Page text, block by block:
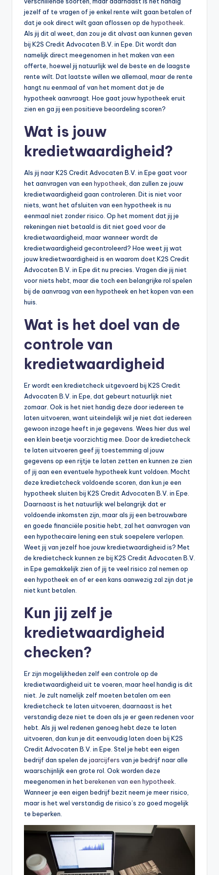
jezelf af te vragen of je enkel rente wilt gaan betalen of
dat je ook direct wilt gaan aflossen op de hypotheek
Als jij dit al weet, dan zou je dit alvast aan kunnen geven
bij K2S Credit Advocaten B.V. in Epe. Dit wordt dan
namelijk direct meegenomen in het maken van een
offerte, hoewel jij natuurlijk wel de beste en de laagste
rente wilt. Dat laatste willen we allemaal, maar de rente
hangt nu eenmaal af van het moment dat je de
hypotheek aanvraagt. Hoe gaat jouw hypotheek eruit
zien en ga jij een positieve beoordeling scoren?
Wat is jouw
kredietwaardigheid?
Als jij naar K2S Credit Advocaten B.V. in Epe gaat voor
het aanvragen van een hypotheek , dan zullen ze jouw
kredietwaardigheid gaan controleren. Dit is niet voor
niets, want het afsluiten van een hypotheek is nu
eenmaal niet zonder risico. Op het moment dat jij je
rekeningen niet betaald is dit niet goed voor de
kredietwaardigheid, maar wanneer wordt de
kredietwaardigheid gecontroleerd? Hoe weet jij wat
jouw kredietwaardigheid is en waarom doet K2S Credit
Advocaten B.V. in Epe dit nu precies. Vragen die jij niet
voor niets hebt, maar die toch een belangrijke rol spelen
bij de aanvraag van een hypotheek en het kopen van een
huis.
Wat is het doel van de
controle van
kredietwaardigheid
Er wordt een kredietcheck uitgevoerd bij K2S Credit
Advocaten B.V. in Epe, dat gebeurt natuurlijk niet
zomaar. Ook is het niet handig deze door iedereen te
laten uitvoeren, want uiteindelijk wil je niet dat iedereen
gewoon inzage heeft in je gegevens. Wees hier dus wel
een klein beetje voorzichtig mee. Door de kredietcheck
te laten uitvoeren geef jij toestemming al jouw
gegevens op een rijtje te laten zetten en kunnen ze zien
of jij aan een eventuele hypotheek kunt voldoen. Mocht
deze kredietcheck voldoende scoren, dan kun je een
hypotheek sluiten bij K2S Credit Advocaten B.V. in Epe.
Daarnaast is het natuurlijk wel belangrijk dat er
voldoende inkomsten zijn, maar als jij een betrouwbare
en goede financiële positie hebt, zal het aanvragen van
een hypothecaire lening een stuk soepelere verlopen.
Weet jij van jezelf hoe jouw kredietwaardigheid is? Met
de kredietcheck kunnen ze bij K2S Credit Advocaten B.V.
in Epe gemakkelijk zien of jij te veel risico zal nemen op
een hypotheek en of er een kans aanwezig zal zijn dat je
niet kunt betalen.
Kun jij zelf je
kredietwaardigheid
checken?
Er zijn mogelijkheden zelf een controle op de
kredietwaardigheid uit te voeren, maar heel handig is dit
niet. Je zult namelijk zelf moeten betalen om een
kredietcheck te laten uitvoeren, daarnaast is het
verstandig deze niet te doen als je er geen redenen voor
hebt. Als jij wel redenen genoeg hebt deze te laten
uitvoeren, dan kun je dit eenvoudig laten doen bij K2S
Credit Advocaten B.V. in Epe. Stel je hebt een eigen
bedrijf dan spelen de jaarcijfers van je bedrijf naar alle
waarschijnlijk een grote rol. Ook worden deze
meegenomen in het berekenen van een hypotheek
Wanneer je een eigen bedrijf bezit neem je meer risico,
maar is het wel verstandig de risico’s zo goed mogelijk
te beperken.